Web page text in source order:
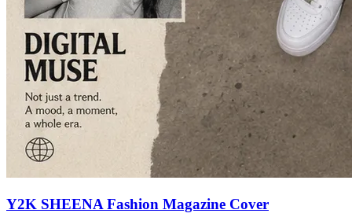
Y2K SHEENA Fashion Magazine Cover